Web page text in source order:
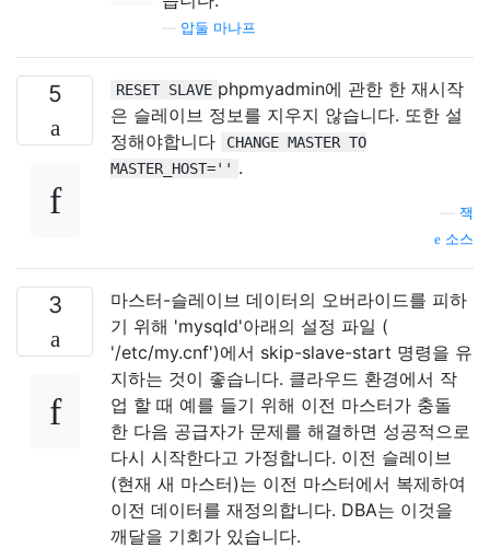
압둘 마나프
5 RESET SLAVE phpmyadmin에 관한 한 재시작
은 슬레이브 정보를 지우지 않습니다. 또한 설
정해야합니다
CHANGE MASTER TO
MASTER_HOST='' .
잭
소스
3
마스터-슬레이브 데이터의 오버라이드를 피하
기 위해 'mysqld'아래의 설정 파일 (
'/etc/my.cnf')에서 skip-slave-start 명령을 유
지하는 것이 좋습니다. 클라우드 환경에서 작
업 할 때 예를 들기 위해 이전 마스터가 충돌
한 다음 공급자가 문제를 해결하면 성공적으로
다시 시작한다고 가정합니다. 이전 슬레이브
(현재 새 마스터)는 이전 마스터에서 복제하여
이전 데이터를 재정의합니다. DBA는 이것을
깨달을 기회가 있습니다.